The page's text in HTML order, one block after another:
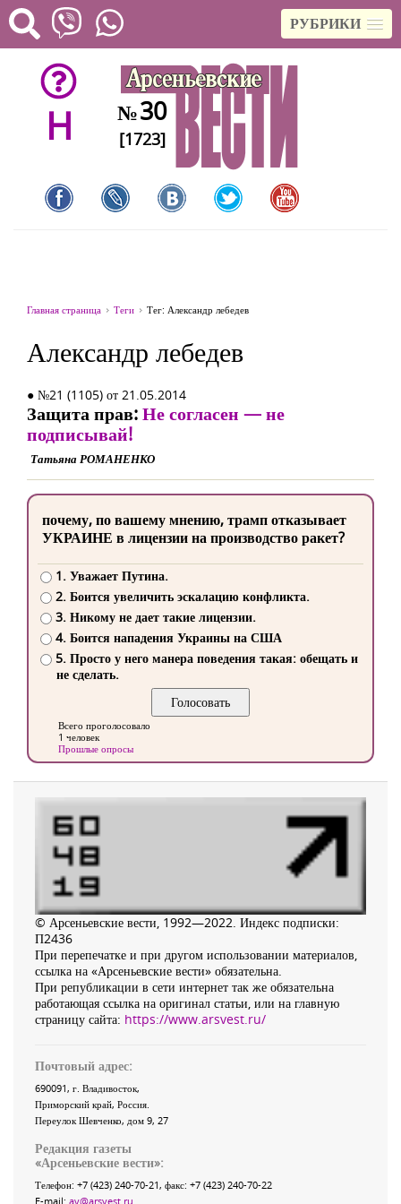
РУБРИКИ
H №30
[1723]
Главная страница Теги Тег: Александр лебедев
Александр лебедев
● №21 (1105) от 21.05.2014
Защита прав:Не согласен — не
подписывай!
Татьяна РОМАНЕНКО
почему, по вашему мнению, трамп отказывает
УКРАИНЕ в лицензии на производство ракет?
1. Уважает Путина.
2. Боится увеличить эскалацию конфликта.
3. Никому не дает такие лицензии.
4. Боится нападения Украины на США
5. Просто у него манера поведения такая: обещать и
не сделать.
Всего проголосовало
1 человек
Прошлые опросы
© Арсеньевские вести, 1992—2022. Индекс подписки:
П2436
При перепечатке и при другом использовании материалов,
ссылка на «Арсеньевские вести» обязательна.
При републикации в сети интернет так же обязательна
работающая ссылка на оригинал статьи, или на главную
страницу сайта: https://www.arsvest.ru/
Почтовый адрес:
690091, г. Владивосток,
Приморский край, Россия
Переулок Шевченко, дом 9, 27
Редакция газеты
«Арсеньевские вести»:
Телефон: +7 (423) 240-70-21, факс: +7 (423) 240-70-22
E-mail: av@arsvest.ru